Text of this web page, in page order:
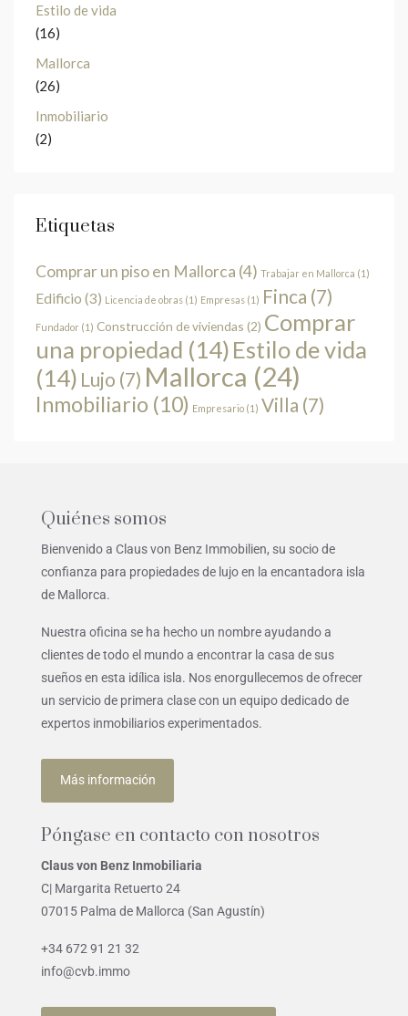
Estilo de vida
(16)
Mallorca
(26)
Inmobiliario
(2)
Etiquetas
Comprar un piso en Mallorca (4) Trabajar en Mallorca (1)
Edificio (3) Licencia de obras (1) Empresas (1) Finca (7)
Fundador (1) Construcción de viviendas (2) Comprar
una propiedad (14) Estilo de vida
(14) Lujo (7) Mallorca (24)
Inmobiliario (10) Empresario (1) Villa (7)
Quiénes somos
Bienvenido a Claus von Benz Immobilien, su socio de
confianza para propiedades de lujo en la encantadora isla
de Mallorca.
Nuestra oficina se ha hecho un nombre ayudando a
clientes de todo el mundo a encontrar la casa de sus
sueños en esta idílica isla. Nos enorgullecemos de ofrecer
un servicio de primera clase con un equipo dedicado de
expertos inmobiliarios experimentados.
Más información
Póngase en contacto con nosotros
Claus von Benz Inmobiliaria
C| Margarita Retuerto 24
07015 Palma de Mallorca (San Agustín)
+34 672 91 21 32
info@cvb.immo